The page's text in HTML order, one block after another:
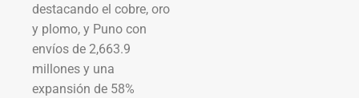
destacando el cobre, oro
y plomo, y Puno con
envíos de 2,663.9
millones y una
expansión de 58%